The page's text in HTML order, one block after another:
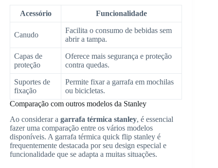
Acessório Funcionalidade
Canudo
Facilita o consumo de bebidas sem
abrir a tampa.
Capas de
proteção
Oferece mais segurança e proteção
contra quedas.
Suportes de
fixação
Permite fixar a garrafa em mochilas
ou bicicletas.
Comparação com outros modelos da Stanley
Ao considerar a garrafa térmica stanley, é essencial
fazer uma comparação entre os vários modelos
disponíveis. A garrafa térmica quick flip stanley é
frequentemente destacada por seu design especial e
funcionalidade que se adapta a muitas situações.